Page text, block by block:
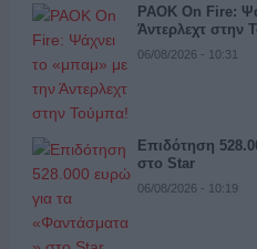
PAOK On Fire:
Άντερλεχτ στην
06/08/2026 - 10:31
Επιδότηση
στο Star
06/08/2026 - 10:19